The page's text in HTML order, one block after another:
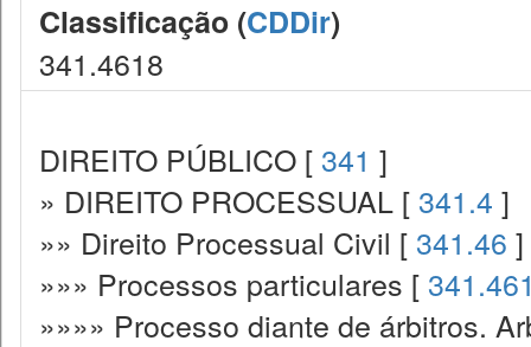
Classificação (CDDir)
341.4618
DIREITO PÚBLICO [ 341 ]
» DIREITO PROCESSUAL [ 341.4 ]
»» Direito Processual Civil [ 341.46 ]
»»» Processos particulares [
»»»» Processo diante de árbitros.